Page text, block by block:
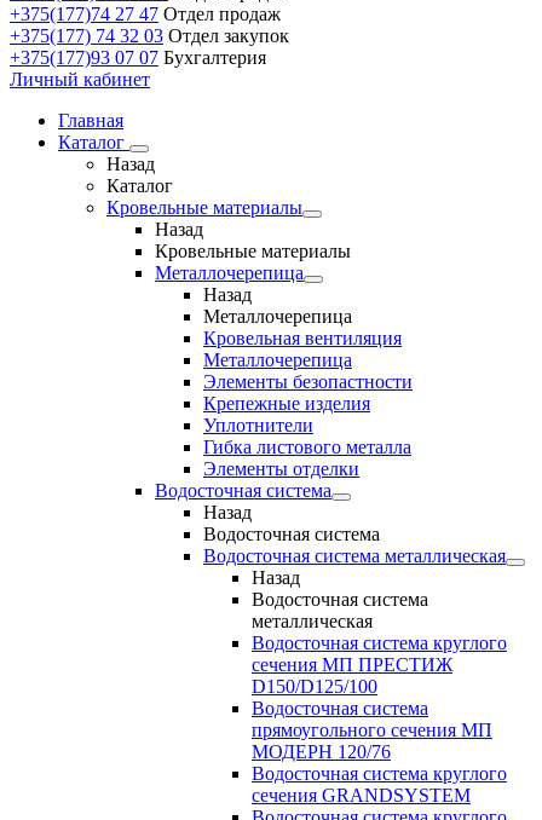
+375(177)74 27 47 Отдел продаж
+375(177) 74 32 03 Отдел закупок
+375(177)93 07 07 Бухгалтерия
Личный кабинет
Главная
Каталог
Назад
Каталог
Кровельные материалы
Назад
Кровельные материалы
Металлочерепица
Назад
Металлочерепица
Кровельная вентиляция
Металлочерепица
Элементы безопастности
Крепежные изделия
Уплотнители
Гибка листового металла
Элементы отделки
Водосточная система
Назад
Водосточная система
Водосточная система металлическая
Назад
Водосточная система
металлическая
Водосточная система круглого
сечения МП ПРЕСТИЖ
D150/D125/100
Водосточная система
прямоугольного сечения МП
МОДЕРН 120/76
Водосточная система круглого
сечения GRANDSYSTEM